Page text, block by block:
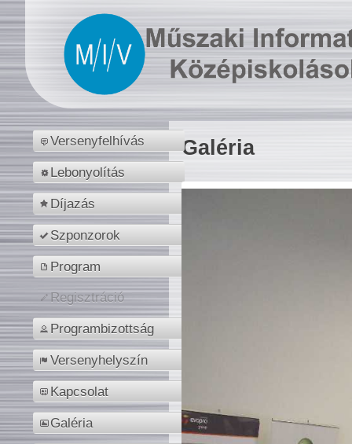
Versenyfelhívás
Lebonyolítás
Díjazás
Szponzorok
Program
Regisztráció
Programbizottság
Versenyhelyszín
Kapcsolat
Galéria
Galéria